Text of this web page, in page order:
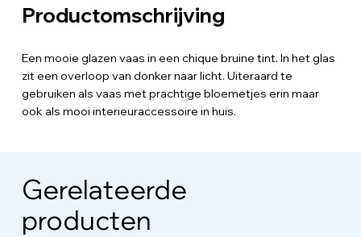
Productomschrijving
Een mooie glazen vaas in een chique bruine tint. In het glas
zit een overloop van donker naar licht. Uiteraard te
gebruiken als vaas met prachtige bloemetjes erin maar
ook als mooi interieuraccessoire in huis.
Gerelateerde
producten